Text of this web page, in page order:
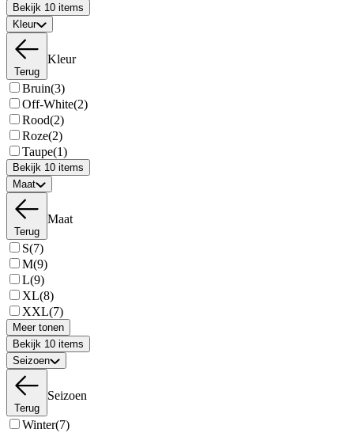
Bekijk 10 items
Kleur
Terug
Kleur
Bruin(3)
Off-White(2)
Rood(2)
Roze(2)
Taupe(1)
Bekijk 10 items
Maat
Terug
Maat
S(7)
M(9)
L(9)
XL(8)
XXL(7)
Meer tonen
Bekijk 10 items
Seizoen
Terug
Seizoen
Winter(7)